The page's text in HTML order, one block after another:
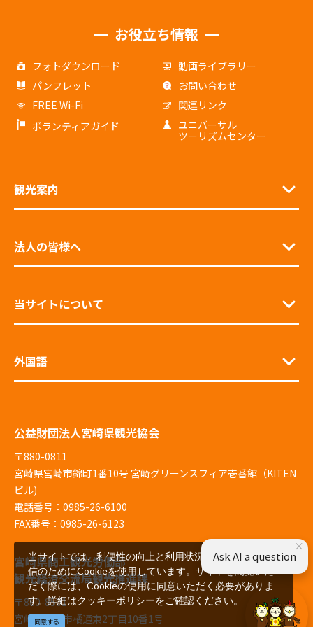
お役立ち情報
フォトダウンロード
動画ライブラリー
パンフレット
お問い合わせ
FREE Wi-Fi
関連リンク
ボランティアガイド
ユニバーサル
ツーリズムセンター
観光案内
法人の皆様へ
当サイトについて
外国語
公益財団法人宮崎県観光協会
〒880-0811
宮崎県宮崎市錦町1番10号 宮崎グリーンスフィア壱番館（KITEN
ビル)
電話番号：0985-26-6100
FAX番号：0985-26-6123
宮崎県商工観光労働部
観光経済交流局観光推進課
〒880-8501
宮崎県宮崎市橘通東2丁目10番1号
当サイトでは、利便性の向上と利用状況の解析、広告配
信のためにCookieを使用しています。サイトを閲覧いた
だく際には、Cookieの使用に同意いただく必要がありま
す。詳細はクッキーポリシーをご確認ください。
同意する
×
Ask AI a question